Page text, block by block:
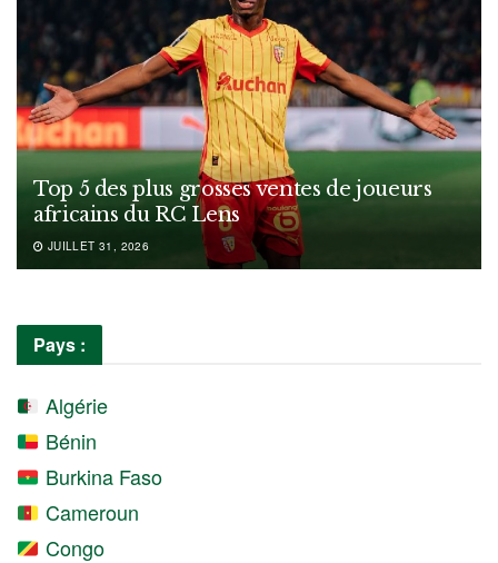
Top 5 des plus grosses ventes de joueurs
africains du RC Lens
JUILLET 31, 2026
Pays :
Algérie
Bénin
Burkina Faso
Cameroun
Congo